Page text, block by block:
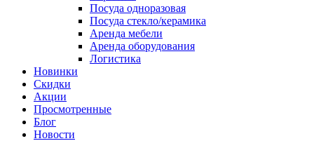
Посуда одноразовая
Посуда стекло/керамика
Аренда мебели
Аренда оборудования
Логистика
Новинки
Скидки
Акции
Просмотренные
Блог
Новости